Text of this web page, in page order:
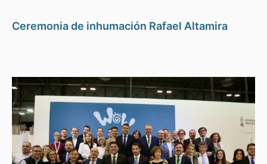
Ceremonia de inhumación Rafael Altamira